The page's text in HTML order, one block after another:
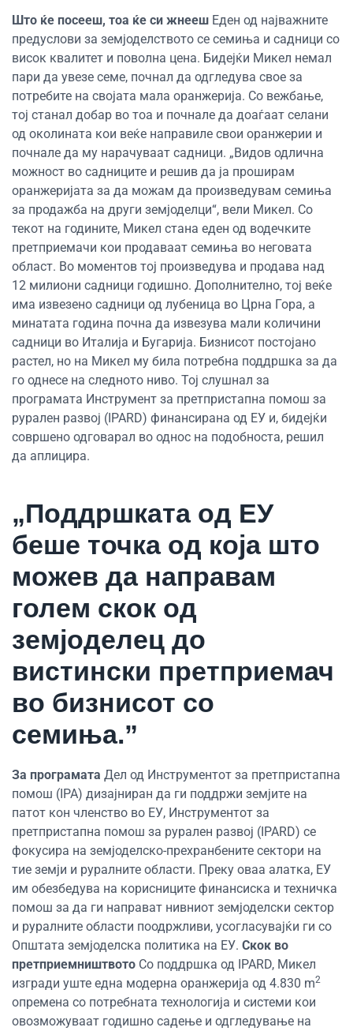
Што ќе посееш, тоа ќе си жнееш Еден од најважните
предуслови за земјоделството се семиња и садници со
висок квалитет и поволна цена. Бидејќи Микел немал
пари да увезе семе, почнал да одгледува свое за
потребите на својата мала оранжерија. Со вежбање,
тој станал добар во тоа и почнале да доаѓаат селани
од околината кои веќе направиле свои оранжерии и
почнале да му нарачуваат садници. „Видов одлична
можност во садниците и решив да ја проширам
оранжеријата за да можам да произведувам семиња
за продажба на други земјоделци“, вели Микел. Со
текот на годините, Микел стана еден од водечките
претприемачи кои продаваат семиња во неговата
област. Во моментов тој произведува и продава над
12 милиони садници годишно. Дополнително, тој веќе
има извезено садници од лубеница во Црна Гора, а
минатата година почна да извезува мали количини
садници во Италија и Бугарија. Бизнисот постојано
растел, но на Микел му била потребна поддршка за да
го однесе на следното ниво. Тој слушнал за
програмата Инструмент за претпристапна помош за
рурален развој (IPARD) финансирана од ЕУ и, бидејќи
совршено одговарал во однос на подобноста, решил
да аплицира.
„Поддршката од ЕУ
беше точка од која што
можев да направам
голем скок од
земјоделец до
вистински претприемач
во бизнисот со
семиња.”
За програмата Дел од Инструментот за претпристапна
помош (IPA) дизајниран да ги поддржи земјите на
патот кон членство во ЕУ, Инструментот за
претпристапна помош за рурален развој (IPARD) се
фокусира на земјоделско-прехранбените сектори на
тие земји и руралните области. Преку оваа алатка, ЕУ
им обезбедува на корисниците финансиска и техничка
помош за да ги направат нивниот земјоделски сектор
и руралните области поодржливи, усогласувајќи ги со
Општата земјоделска политика на ЕУ. Скок во
претприемништвото Со поддршка од IPARD, Микел
изгради уште една модерна оранжерија од 4.830 m2
опремена со потребната технологија и системи кои
овозможуваат годишно садење и одгледување на